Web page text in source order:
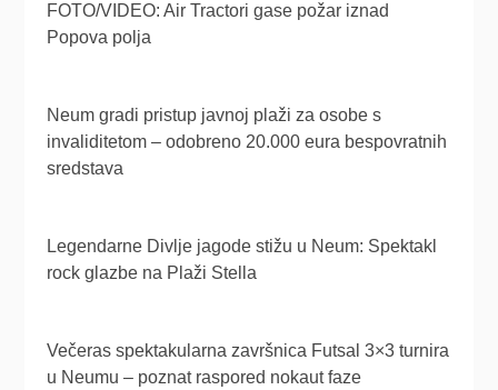
FOTO/VIDEO: Air Tractori gase požar iznad
Popova polja
Neum gradi pristup javnoj plaži za osobe s
invaliditetom – odobreno 20.000 eura bespovratnih
sredstava
Legendarne Divlje jagode stižu u Neum: Spektakl
rock glazbe na Plaži Stella
Večeras spektakularna završnica Futsal 3×3 turnira
u Neumu – poznat raspored nokaut faze